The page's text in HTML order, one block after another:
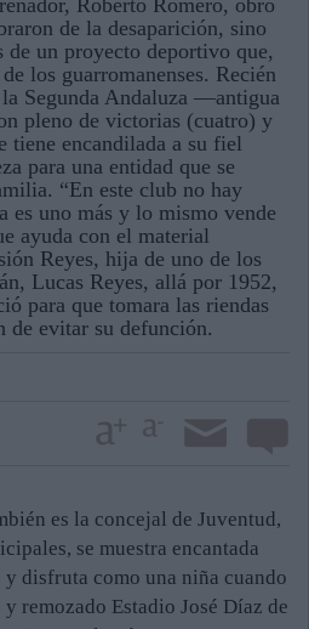
Roberto Romero, obró
de la desaparición, sino
de un proyecto deportivo que,
los guarromanenses. Recién
Segunda Andaluza —antigua
pleno de victorias (cuatro) y
tiene encandilada a su fiel
para una entidad que se
“En este club no hay
es uno más y lo mismo vende
ayuda con el material
Reyes, hija de uno de los
Lucas Reyes, allá por 1952,
para que tomara las riendas
de evitar su defunción.
es la concejal de Juventud,
se muestra encantada
disfruta como una niña cuando
remozado Estadio José Díaz de